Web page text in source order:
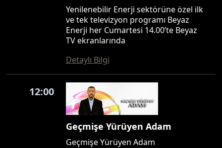
Yenilenebilir Enerji sektörüne özel ilk
ve tek televizyon programı Beyaz
Enerji her Cumartesi 14.00’te Beyaz
TV ekranlarında
Detaylı Bilgi
12:00
Geçmişe Yürüyen Adam
Geçmişe Yürüyen Adam